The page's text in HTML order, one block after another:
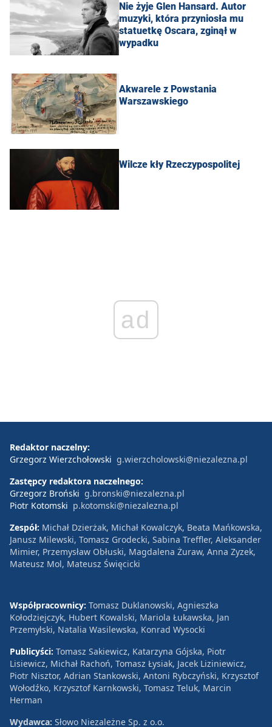
Nie żyje Glen Hansard. Autor
muzyki, która przyniosła mu
statuetkę Oscara, zginął w
wypadku
Akwarele z Powstania
Warszawskiego
Wilcze kły Rzeczypospolitej
ad
Redaktor naczelny:
Grzegorz Wierzchołowski g.wierzcholowski@niezalezna.pl
Zastępcy redaktora naczelnego:
Grzegorz Broński g.bronski@niezalezna.pl
Piotr Kotomski p.kotomski@niezalezna.pl
Zespół: Michał Dzierżak, Michał Kowalczyk, Beata Mańkowska,
Janusz Milewski, Tomasz Grodecki, Sabina Treffler, Aleksander
Mimier, Przemysław Obłuski, Magdalena Żuraw, Anna Zyzek,
Mateusz Mol, Mateusz Święcicki
Współpracownicy: Tomasz Duklanowski, Agnieszka
Kołodziejczyk, Hubert Kowalski, Mariola Łukawska, Jan
Przemyłski, Natalia Wasilewska, Konrad Wysocki
Publicyści: Tomasz Sakiewicz, Katarzyna Gójska, Piotr
Lisiewicz, Michał Rachoń, Tomasz Łysiak, Jacek Liziniewicz,
Piotr Nisztor, Adrian Stankowski, Antoni Rybczyński, Krzysztof
Wołodźko, Krzysztof Karnkowski, Tomasz Teluk, Marcin
Herman
Wydawca: Słowo Niezależne Sp. z o.o.